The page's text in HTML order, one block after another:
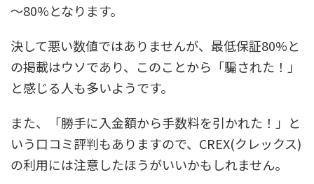
～80%となります。
決して悪い数値ではありませんが、最低保証80%と
の掲載はウソであり、このことから「騙された！」
と感じる人も多いようです。
また、「勝手に入金額から手数料を引かれた！」と
いう口コミ評判もありますので、CREX(クレックス)
の利用には注意したほうがいいかもしれません。